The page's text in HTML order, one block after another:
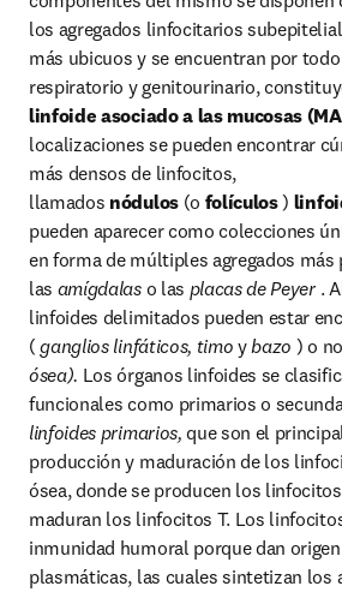
los agregados linfocitarios
más ubicuos y se encuentran por
respiratorio y genitourinario,
linfoide asociado a las mucosas
localizaciones se pueden encontrar
más densos de linfocitos,
llamados nódulos (o folículos )
pueden aparecer como colecciones
en forma de múltiples agregados
las amígdalas o las placas de Peyer .
linfoides delimitados pueden estar
( ganglios linfáticos, timo y bazo ) o
ósea). Los órganos linfoides se
funcionales como primarios o
linfoides primarios, que son el
producción y maduración de los
ósea, donde se producen los
maduran los linfocitos T. Los
inmunidad humoral porque dan
plasmáticas, las cuales sintetizan los